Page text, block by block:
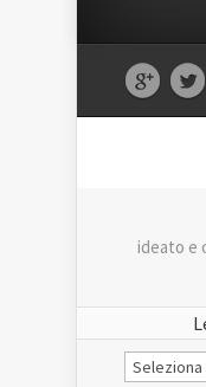
ideato e
Le
Notizie